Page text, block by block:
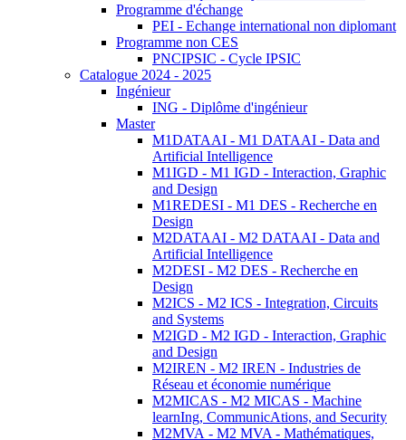
Programme d'échange
PEI - Echange international non diplomant
Programme non CES
PNCIPSIC - Cycle IPSIC
Catalogue 2024 - 2025
Ingénieur
ING - Diplôme d'ingénieur
Master
M1DATAAI - M1 DATAAI - Data and
Artificial Intelligence
M1IGD - M1 IGD - Interaction, Graphic
and Design
M1REDESI - M1 DES - Recherche en
Design
M2DATAAI - M2 DATAAI - Data and
Artificial Intelligence
M2DESI - M2 DES - Recherche en
Design
M2ICS - M2 ICS - Integration, Circuits
and Systems
M2IGD - M2 IGD - Interaction, Graphic
and Design
M2IREN - M2 IREN - Industries de
Réseau et économie numérique
M2MICAS - M2 MICAS - Machine
learnIng, CommunicAtions, and Security
M2MVA - M2 MVA - Mathématiques,